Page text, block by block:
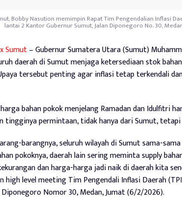
Bobby Nasution memimpin Rapat Tim Pengendalian Inflasi
lantai 2 Kantor Gubernur Sumut, Jalan Diponegoro No. 30,
Sumut– Gubernur Sumatera Utara (Sumut)
daerah di Sumut menjaga ketersediaan stok
tersebut penting agar inflasi tetap terkendali
bahan pokok menjelang Ramadan dan Idulfitri
tingginya permintaan, tidak hanya dari Sumut,
barangnya, seluruh wilayah di Sumut sama-
pokoknya, daerah lain sering meminta supply
dan harga-harga jadi naik di daerah kita
high level meeting Tim Pengendali Inflasi Daerah
Diponegoro Nomor 30, Medan, Jumat (6/2/2026).